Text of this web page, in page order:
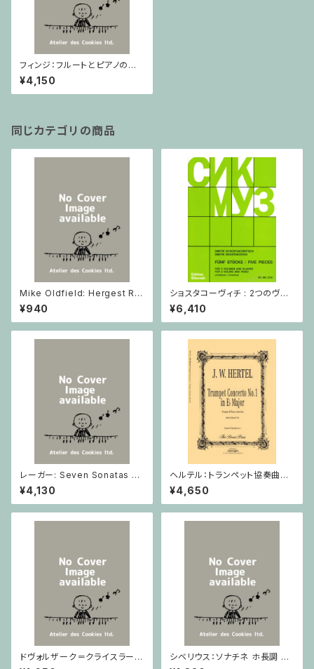
フィンジ：フルートとピアノのた
めの5つのバガテル/フルート・ピ
アノ
¥4,150
同じカテゴリの商品
Mike Oldfield: Hergest Rid
ge / ピアノ
¥940
ショスタコーヴィチ : 2つのヴァ
イオリンとピアノのための 5つの
小品 / ヴァイオリン2とピアノ
¥6,410
レーガー: Seven Sonatas o
p. 91 Heft 2 / ヴァイオリン
¥4,130
ヘルテル：トランペット協奏曲第1
番 変ホ長調/トランペット・ピア
ノ
¥4,650
ドヴォルザーク＝クライスラー：
シベリウス：ソナチネ ホ長調 O